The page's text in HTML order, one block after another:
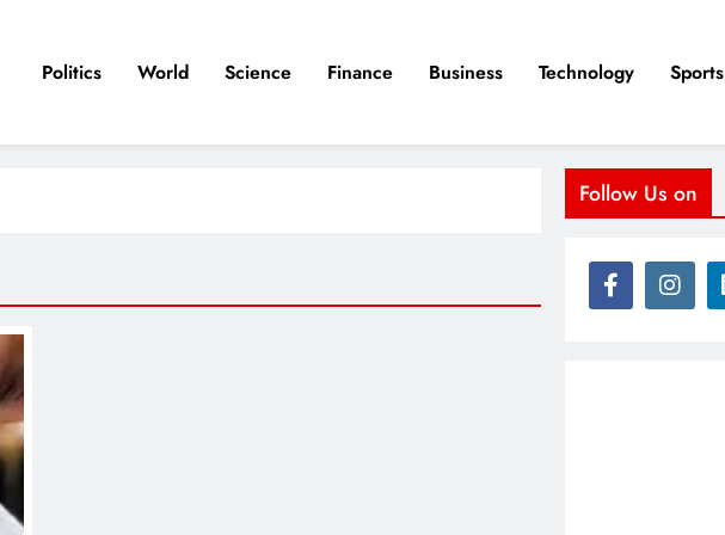
Politics World Science Finance Business Technology Sports
Follow Us on